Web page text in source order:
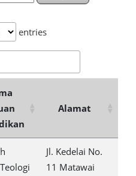
entries
Alamat
Jl. Kedelai No.
11 Matawai